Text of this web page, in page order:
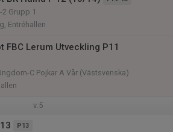
2 Grupp 1
Entréhallen
FBC Lerum Utveckling P11
C Pojkar A Vår (Västsvenska)
v.5
P13